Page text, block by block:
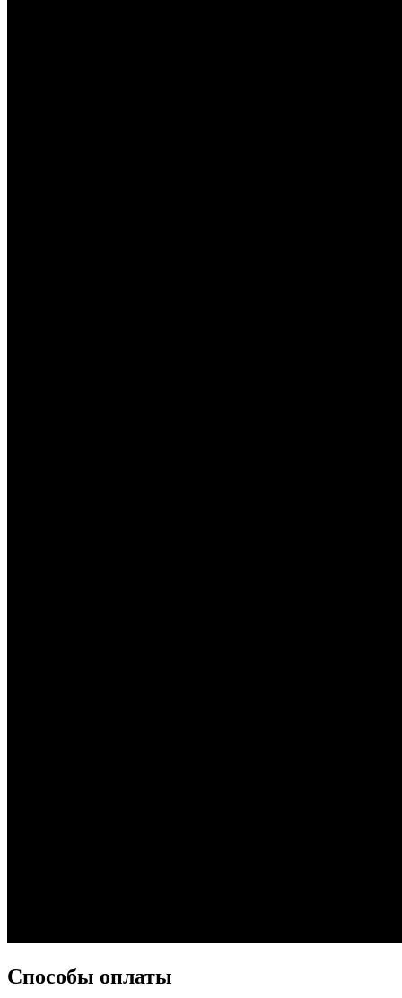
Способы оплаты